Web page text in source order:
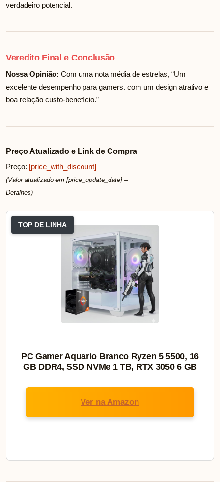
verdadeiro potencial.
Veredito Final e Conclusão
Nossa Opinião: Com uma nota média de estrelas, “Um
excelente desempenho para gamers, com um design atrativo e
boa relação custo-benefício.”
Preço Atualizado e Link de Compra
Preço: [price_with_discount]
(Valor atualizado em [price_update_date] –
Detalhes)
TOP DE LINHA
PC Gamer Aquario Branco Ryzen 5 5500, 16
GB DDR4, SSD NVMe 1 TB, RTX 3050 6 GB
Ver na Amazon